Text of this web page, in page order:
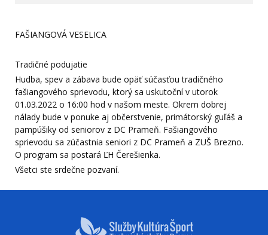
FAŠIANGOVÁ VESELICA
Tradičné podujatie
Hudba, spev a zábava bude opäť súčasťou tradičného
fašiangového sprievodu, ktorý sa uskutoční v utorok
01.03.2022 o 16:00 hod v našom meste. Okrem dobrej
nálady bude v ponuke aj občerstvenie, primátorský guľáš a
pampúšiky od seniorov z DC Prameň. Fašiangového
sprievodu sa zúčastnia seniori z DC Prameň a ZUŠ Brezno.
O program sa postará ĽH Čerešienka.
Všetci ste srdečne pozvaní.